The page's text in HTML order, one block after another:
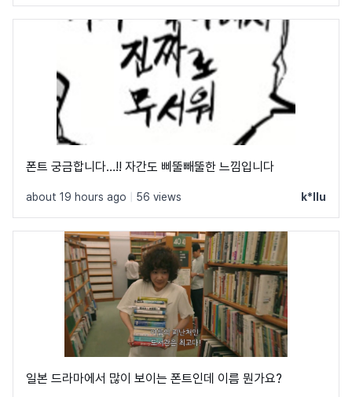
폰트 궁금합니다…!! 자간도 삐뚤빼뚤한 느낌입니다
about 19 hours ago 56 views k*llu
일본 드라마에서 많이 보이는 폰트인데 이름 뭔가요?